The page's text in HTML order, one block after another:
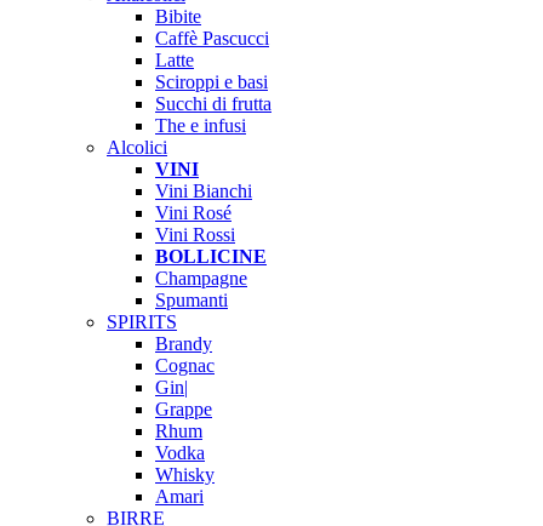
Bibite
Caffè Pascucci
Latte
Sciroppi e basi
Succhi di frutta
The e infusi
Alcolici
VINI
Vini Bianchi
Vini Rosé
Vini Rossi
BOLLICINE
Champagne
Spumanti
SPIRITS
Brandy
Cognac
Gin|
Grappe
Rhum
Vodka
Whisky
Amari
BIRRE